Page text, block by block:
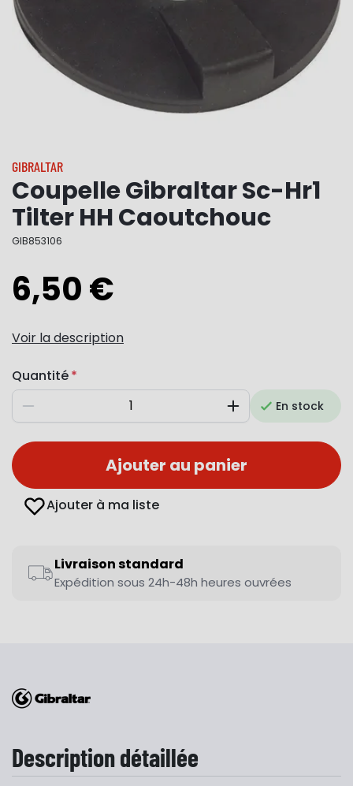
GIBRALTAR
Coupelle Gibraltar Sc-Hr1
Tilter HH Caoutchouc
GIB853106
6,50 €
Voir la description
Quantité
Diminuer AugmenterEn stock
Ajouter au panier
Ajouter à ma liste
Livraison standard
Expédition sous 24h-48h heures ouvrées
Description détaillée